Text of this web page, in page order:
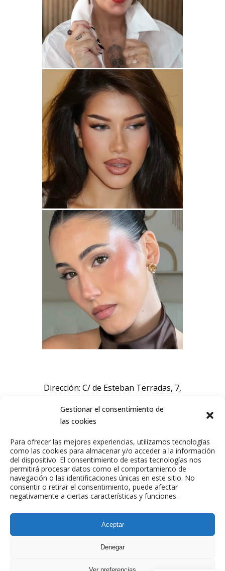
Gestionar el consentimiento de
las cookies
Para ofrecer las mejores experiencias, utilizamos tecnologías
como las cookies para almacenar y/o acceder a la información
del dispositivo. El consentimiento de estas tecnologías nos
permitirá procesar datos como el comportamiento de
navegación o las identificaciones únicas en este sitio. No
consentir o retirar el consentimiento, puede afectar
negativamente a ciertas características y funciones.
Aceptar
Denegar
Ver preferencias
BEATRIZ BENA
BEAUTY
DANIELA PARADA
BEAUTY
ROCÍO ARRIBAS
BEAUTY LIFESTYLE
Dirección: C/ de Esteban Terradas, 7,
Sobre nosotros
Talentos
Comunicación
Agencia
Aviso Legal
Política de Privacidad